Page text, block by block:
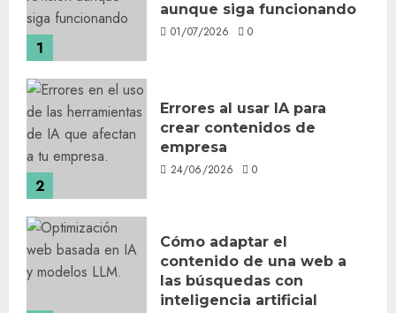
1
aunque siga funcionando
01/07/2026 0
2
Errores al usar IA para
crear contenidos de
empresa
24/06/2026 0
Cómo adaptar el
contenido de una web a
las búsquedas con
inteligencia artificial